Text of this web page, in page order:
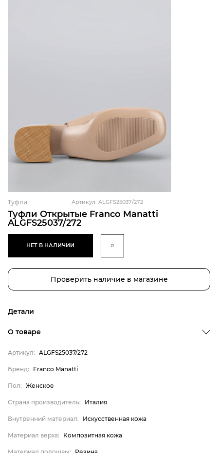
Туфли Открытые Franco Manatti
ALGFS25037/272
Туфли Артикул: ALGFS25037/272
НЕТ В НАЛИЧИИ
Проверить наличие в магазине
Детали
Страна производитель
Внутренний материал
Материал верха
Материал подошвы
Материал стельки
Женское
О товаре
Артикул: ALGFS25037/272
Бренд: Franco Manatti
Пол: Женское
Страна производитель: Италия
Внутренний материал: Искусственная кожа
Материал верха: Композитная кожа